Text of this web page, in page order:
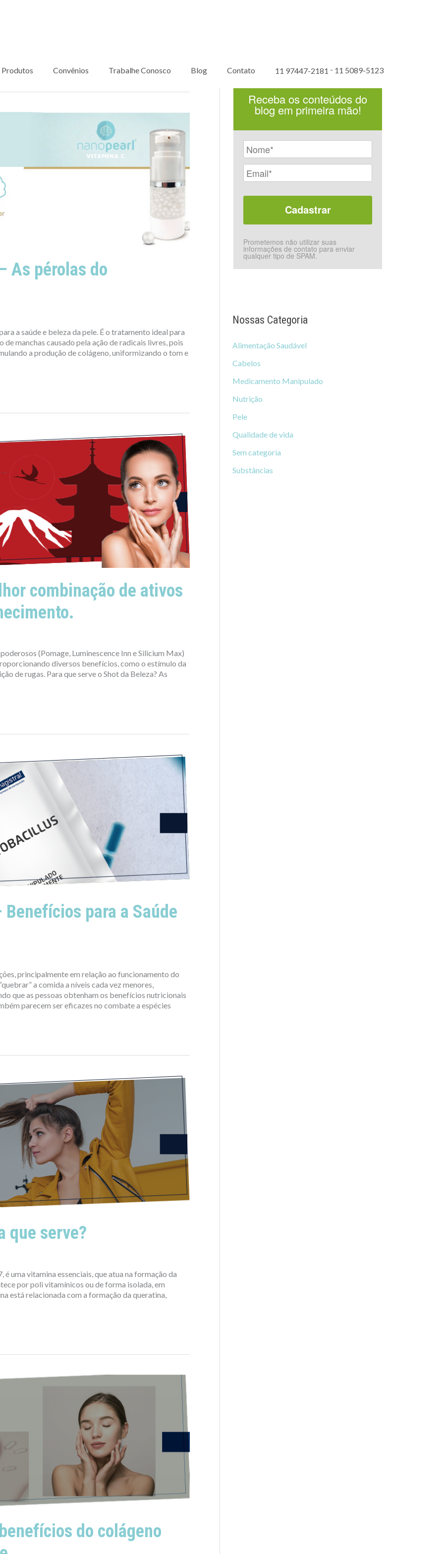
Produtos Convênios Trabalhe Conosco Blog Contato 11 97447-2181 - 11 5089-5123
As pérolas do
a saúde e beleza da pele. É o tratamento ideal para
manchas causado pela ação de radicais livres, pois
a produção de colágeno, uniformizando o tom e
combinação de ativos
(Pomage, Luminescence Inn e Silicium Max)
diversos benefícios, como o estímulo da
de rugas. Para que serve o Shot da Beleza? As
para a Saúde
principalmente em relação ao funcionamento do
a comida a níveis cada vez menores,
que as pessoas obtenham os benefícios nutricionais
parecem ser eficazes no combate a espécies
que serve?
uma vitamina essenciais, que atua na formação da
por poli vitamínicos ou de forma isolada, em
está relacionada com a formação da queratina,
do colágeno
Receba os conteúdos do
blog em primeira mão!
Prometemos não utilizar suas
informações de contato para enviar
qualquer tipo de SPAM.
Nossas Categoria
Alimentação Saudável
Cabelos
Medicamento Manipulado
Nutrição
Pele
Qualidade de vida
Sem categoria
Substâncias